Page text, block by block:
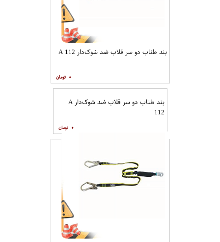
بند طناب دو سر قلاب ضد شوک‌دار A 112
۰
بند طناب دو سر قلاب ضد شوک‌دار A
112
۰